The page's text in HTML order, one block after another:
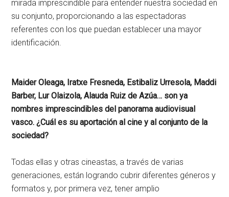
mirada imprescindible para entender nuestra sociedad en
su conjunto, proporcionando a las espec­tadoras
referentes con los que puedan establecer una mayor
identificación.
Maider Oleaga, Iratxe Fresneda, Estibaliz Urresola, Maddi
Barber, Lur Olaizola, Alauda Ruiz de Azúa… son ya
nombres imprescindibles del panorama audiovisual
vasco. ¿Cuál es su aportación al cine y al conjunto de la
sociedad?
Todas ellas y otras cineastas, a través de varias
generaciones, están logrando cubrir diferentes géneros y
formatos y, por primera vez, tener amplio